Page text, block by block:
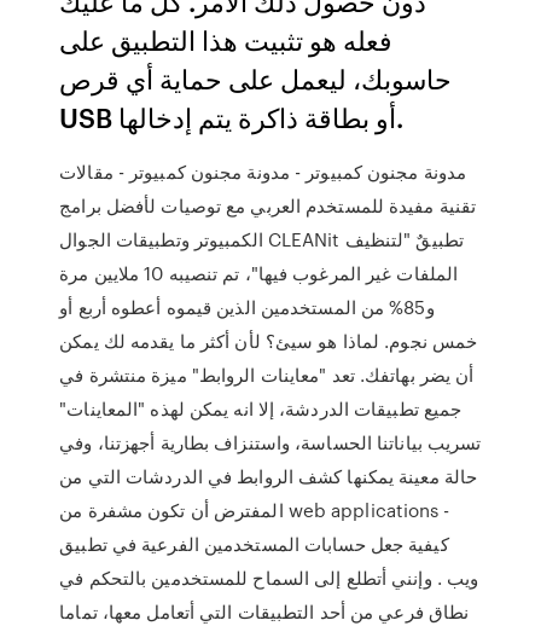
فعله هو تثبيت هذا التطبيق على
حاسوبك، ليعمل على حماية أي قرص
USB أو بطاقة ذاكرة يتم إدخالها.
مدونة مجنون كمبيوتر - مدونة مجنون كمبيوتر - مقالات
تقنية مفيدة للمستخدم العربي مع توصيات لأفضل برامج
الكمبيوتر وتطبيقات الجوال CLEANit تطبيقٌ "لتنظيف
الملفات غير المرغوب فيها"، تم تنصيبه 10 ملايين مرة
و85% من المستخدمين الذين قيموه أعطوه أربع أو
خمس نجوم. لماذا هو سيئ؟ لأن أكثر ما يقدمه لك يمكن
أن يضر بهاتفك. تعد "معاينات الروابط" ميزة منتشرة في
جميع تطبيقات الدردشة، إلا انه يمكن لهذه "المعاينات"
تسريب بياناتنا الحساسة، واستنزاف بطارية أجهزتنا، وفي
حالة معينة يمكنها كشف الروابط في الدردشات التي من
المفترض أن تكون مشفرة من web applications -
كيفية جعل حسابات المستخدمين الفرعية في تطبيق
ويب . وإنني أتطلع إلى السماح للمستخدمين بالتحكم في
نطاق فرعي من أحد التطبيقات التي أتعامل معها، تماما